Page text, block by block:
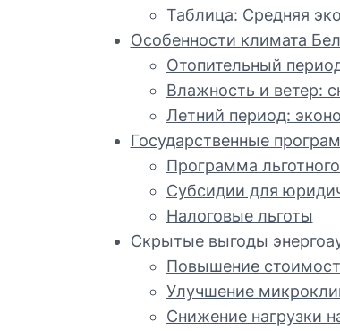
Таблица: Средняя
Особенности климата
Отопительный
Влажность и ветер:
Летний период:
Государственные
Программа
Субсидии для
Налоговые льготы
Скрытые выгоды
Повышение
Улучшение
Снижение нагрузки